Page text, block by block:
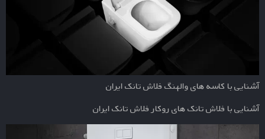
آشنایی با کاسه های والهنگ فلاش تانک ایران
آشنایی با فلاش تانک های روکار فلاش تانک ایران